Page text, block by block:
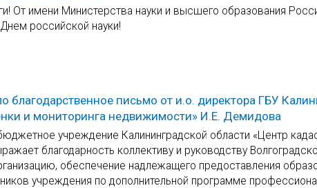
От имени Министерства науки и высшего образования
российской науки!
благодарственное письмо от и.о. директора ГБУ
и мониторинга недвижимости» И.Е. Демидова
учреждение Калининградской области «Центр
благодарность коллективу и руководству
обеспечение надлежащего предоставления
учреждения по дополнительной программе